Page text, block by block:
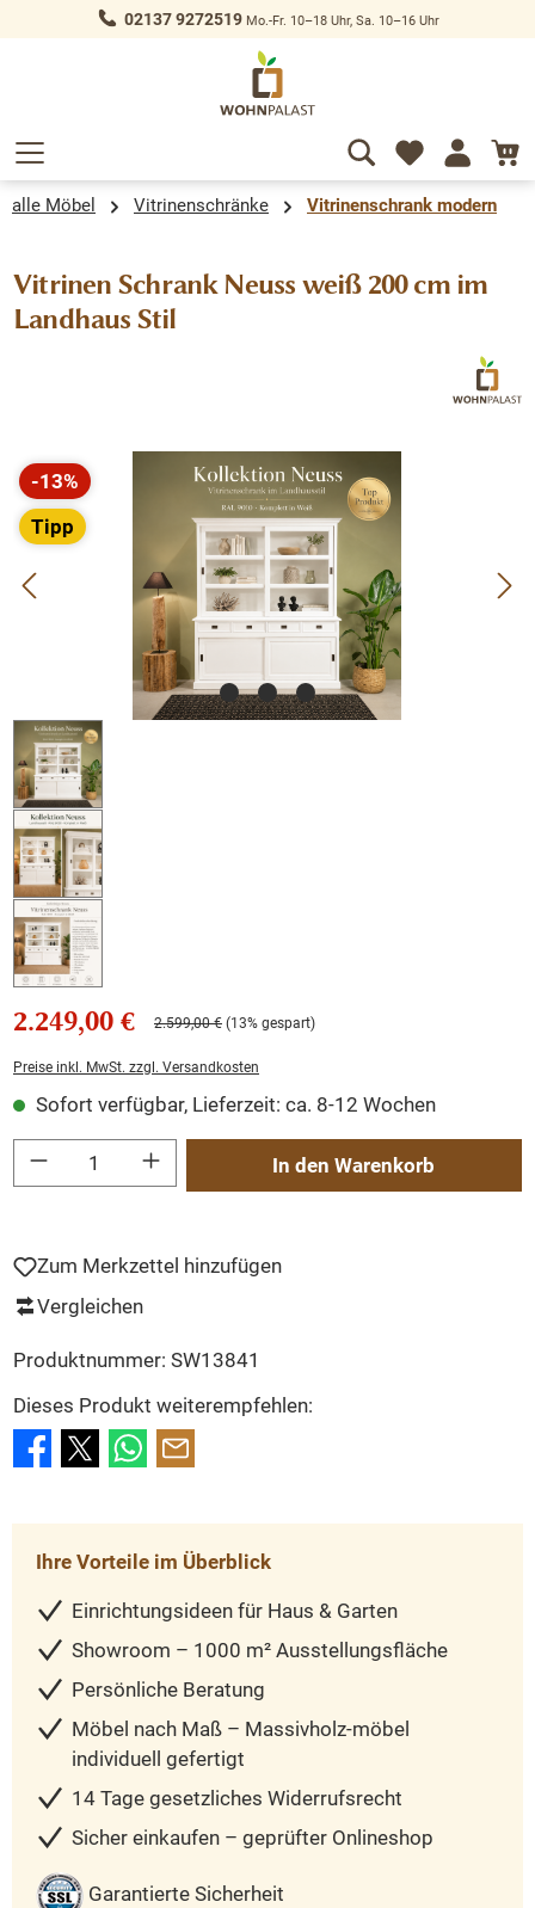
springen 02137 9272519Mo.-Fr. 10–18 Uhr, Sa. 10–16 Uhr
alle Möbel Vitrinenschränke Vitrinenschrank modern
Vitrinen Schrank Neuss weiß 200 cm im
Landhaus Stil
Bildergalerie überspringen
-13%
Rabatt
Tipp
2.249,00 € 2.599,00 € (13% gespart)
Preise inkl. MwSt. zzgl. Versandkosten
Sofort verfügbar, Lieferzeit: ca. 8-12 Wochen
Produkt Anzahl: Gib den gewünschten Wert ein oder benutze die Schaltflächen
In den Warenkorb
Zum Merkzettel hinzufügen
Vergleichen
Produktnummer: SW13841
Dieses Produkt weiterempfehlen:
Ihre Vorteile im Überblick
Einrichtungsideen für Haus & Garten
Showroom – 1000 m² Ausstellungsfläche
Persönliche Beratung
Möbel nach Maß – Massivholz-möbel
individuell gefertigt
14 Tage gesetzliches Widerrufsrecht
Sicher einkaufen – geprüfter Onlineshop
Garantierte Sicherheit